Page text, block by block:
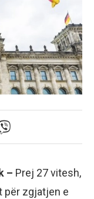
– Prej 27 vitesh,
për zgjatjen e